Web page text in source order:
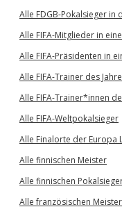
Alle FDGB-Pokalsieger in
Alle FIFA-Mitglieder in
Alle FIFA-Präsidenten in
Alle FIFA-Trainer des
Alle FIFA-Trainer*innen
Alle FIFA-Weltpokalsieger
Alle Finalorte der Europa
Alle finnischen Meister
Alle finnischen
Alle französischen Meister